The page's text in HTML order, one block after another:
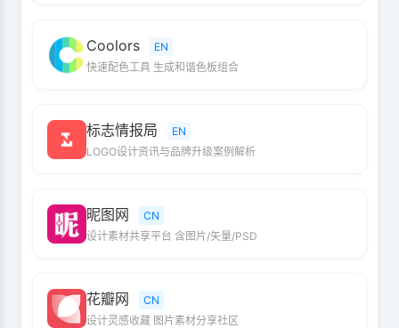
Coolors
EN
快速配色工具 生成和谐色板组合
标志情报局
EN
LOGO设计资讯与品牌升级案例解析
昵图网
CN
设计素材共享平台 含图片/矢量/PSD
花瓣网
CN
设计灵感收藏 图片素材分享社区